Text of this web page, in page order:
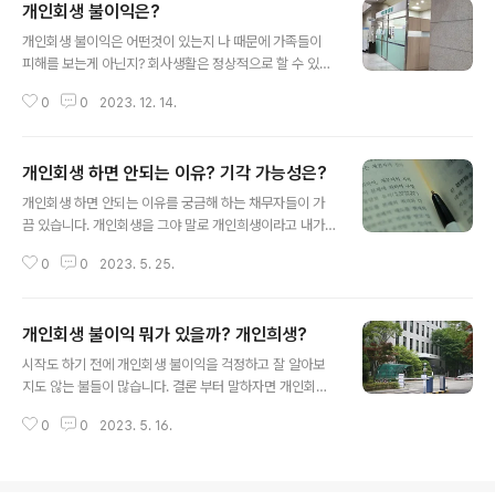
생 불이익 없습니다. 통장 사용 폰사용 다 됩니다. 개인회생
을 마치 개인희생으로 잘 못 알고 있는 분들이 있는데 아무
희생 없이 빚 탕감 받는 겁니다.1. 개인회생 불이익 없다-
을까 걱정 하지 마세요. 개인회생 불이익 없습니다. 개인회
개인회생 불이익은?
개인회생 불이익은 어떤것이 있는지 나 때문에 가족들이
피해를 보는게 아닌지? 회사생활은 정상적으로 할 수 있는
모르게 신청이 가능하고, 정상적인 경제활동을 하면서 빚
용조회시 개인회생자라고 표시 되지만 이것도 회생 변제가
끝나면 삭제 됩니다. 특히 회생 기간에도 신용도에 따라 신
용카드 사용이 가능한 경우도 많이 있습니다. 하지만 다들
희생을 감수 하고 빚탕감이 되겠지?라는 막연한 착각을 하
0 0 2023. 12. 14.
개인회생 하면 안되는 이유? 기각 가능성은?
개인회생 하면 안되는 이유를 궁금해 하는 채무자들이 가
끔 있습니다. 개인회생을 그야 말로 개인희생이라고 내가
단점이 있는지? 기각 가능성은 없는지? 기각 되면 어떻게
감에 개인 마다 탕감률 차이가 있지만 원금도 최대 90%이
상 탕감 받고 추심으로 부터 법적 보호를 받으며 탕감 된 빚
을 3년만 갚으면 모든 빚이 해결이 됩니다. 내가 개인회생
점은 없습니다. 개인회생을 해도 통장사용 가능하고 취업
0 0 2023. 5. 25.
개인회생 불이익 뭐가 있을까? 개인희생?
시작도 하기 전에 개인회생 불이익을 걱정하고 잘 알아보
지도 않는 불들이 많습니다. 결론 부터 말하자면 개인회생
회생을 신청 하면 연체 독촉도 막아주고 빚도 탕감 해주고
0 0 2023. 5. 16.